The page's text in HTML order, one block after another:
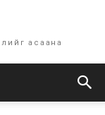
асаана